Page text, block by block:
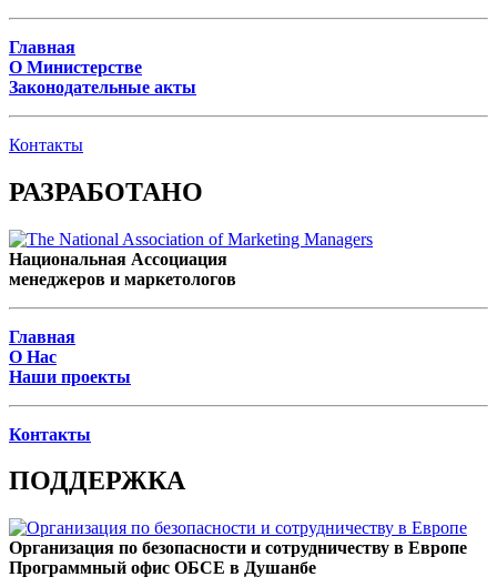
Главная
О Министерстве
Законодательные акты
Контакты
РАЗРАБОТАНО
Национальная Ассоциация
менеджеров и маркетологов
Главная
О Нас
Наши проекты
Контакты
ПОДДЕРЖКА
Организация по безопасности и сотрудничеству в Европе
Программный офис ОБСЕ в Душанбе